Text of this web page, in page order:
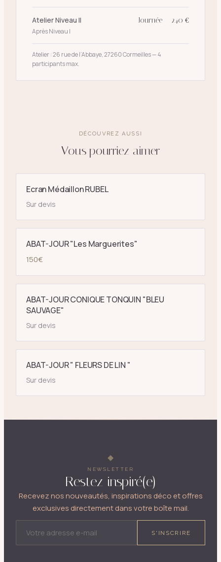
Atelier Niveau II
Après Niveau I
Journée — 240 €
Atelier : 26 rue de l’Abbaye, 27260 Cormeilles — 4
participants max.
DÉCOUVREZ AUSSI
Vous pourriez aimer
Ecran Médaillon RUBEL
Sur devis
ABAT-JOUR "Les Marguerites"
150€
ABAT-JOUR CONIQUE TONQUIN "BLEU
SAUVAGE"
Sur devis
ABAT-JOUR " FLEURS DE LIN "
Sur devis
NEWSLETTER
Restez inspiré(e)
Recevez nos nouveautés, inspirations déco et offres
exclusives directement dans votre boîte mail.
S'INSCRIRE